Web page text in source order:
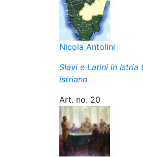
Nicola Antolini
Slavi e Latini in
istriano
Art. no. 20